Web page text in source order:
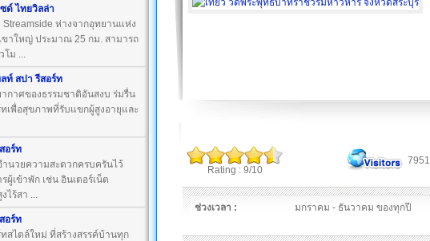
ด์ ไทยวิลล่า
Streamside ห่างจากอุทยานแห่ง
ขาใหญ่ ประมาณ 25 กม. สามารถ
โม ...
ลท์ สปา รีสอร์ท
ากาศของธรรมชาติอันสงบ ร่มรื่น
ทเพื่อสุขภาพที่รับแขกผู้สูงอายุและ
อร์ท
ำนวยความสะดวกครบครันไว้
ผู้เข้าพัก เช่น อินเตอร์เน็ต
ไร้สา ...
อร์ท
ทสไตล์ใหม่ ที่สร้างสรรค์บ้านทุก
Rating : 9/10
7951
ช่วงเวลา : มกราคม - ธันวาคม ของทุกปี